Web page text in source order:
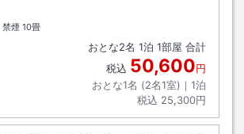
煙 10畳
おとな2名 1泊 1部屋 合計
税込 50,600円
おとな1名 (2名1室)｜ 1泊
税込 25,300円